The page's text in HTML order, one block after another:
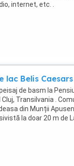
internet, etc. .
lac Belis
de basm la
Transilvania .
din Munții
la doar 20 m de